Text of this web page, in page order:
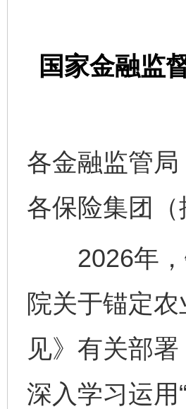
国家金融监
各金融监管
各保险集团
2026年，
院关于锚定
见》有关部
深入学习运用